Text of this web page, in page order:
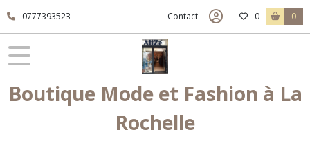
0777393523 Contact 0 0
Boutique Mode et Fashion à La
Rochelle